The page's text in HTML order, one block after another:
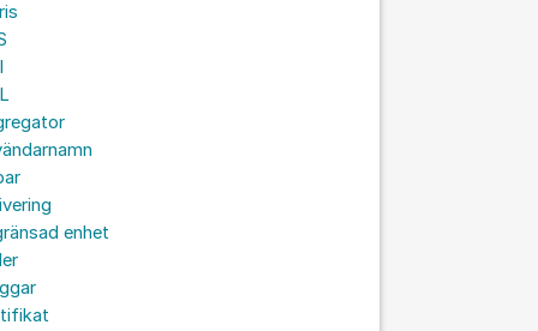
enhet